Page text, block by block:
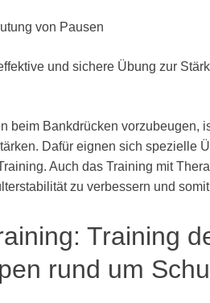
von Pausen
und sichere Übung zur
beim Bankdrücken vorzubeugen,
Dafür eignen sich spezielle
Auch das Training mit
zu verbessern und
Training
rund um